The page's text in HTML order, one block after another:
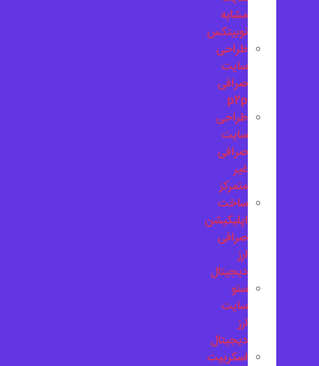
مشابه
نوبیتکس
طراحی
سایت
صرافی
p2p
طراحی
سایت
صرافی
غیر
متمرکز
ساخت
اپلیکیشن
صرافی
ارز
دیجیتال
سئو
سایت
ارز
دیجیتال
اسکریپت